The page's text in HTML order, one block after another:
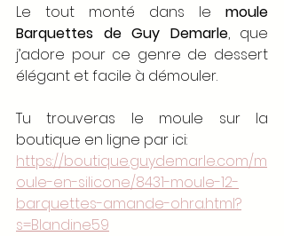
Le tout monté dans le moule
Barquettes de Guy Demarle, que
j’adore pour ce genre de dessert
élégant et facile à démouler.
Tu trouveras le moule sur la
boutique en ligne par ici:
https://boutique.guydemarle.com/m
oule-en-silicone/8431-moule-12-
barquettes-amande-ohra.html?
s=Blandine59